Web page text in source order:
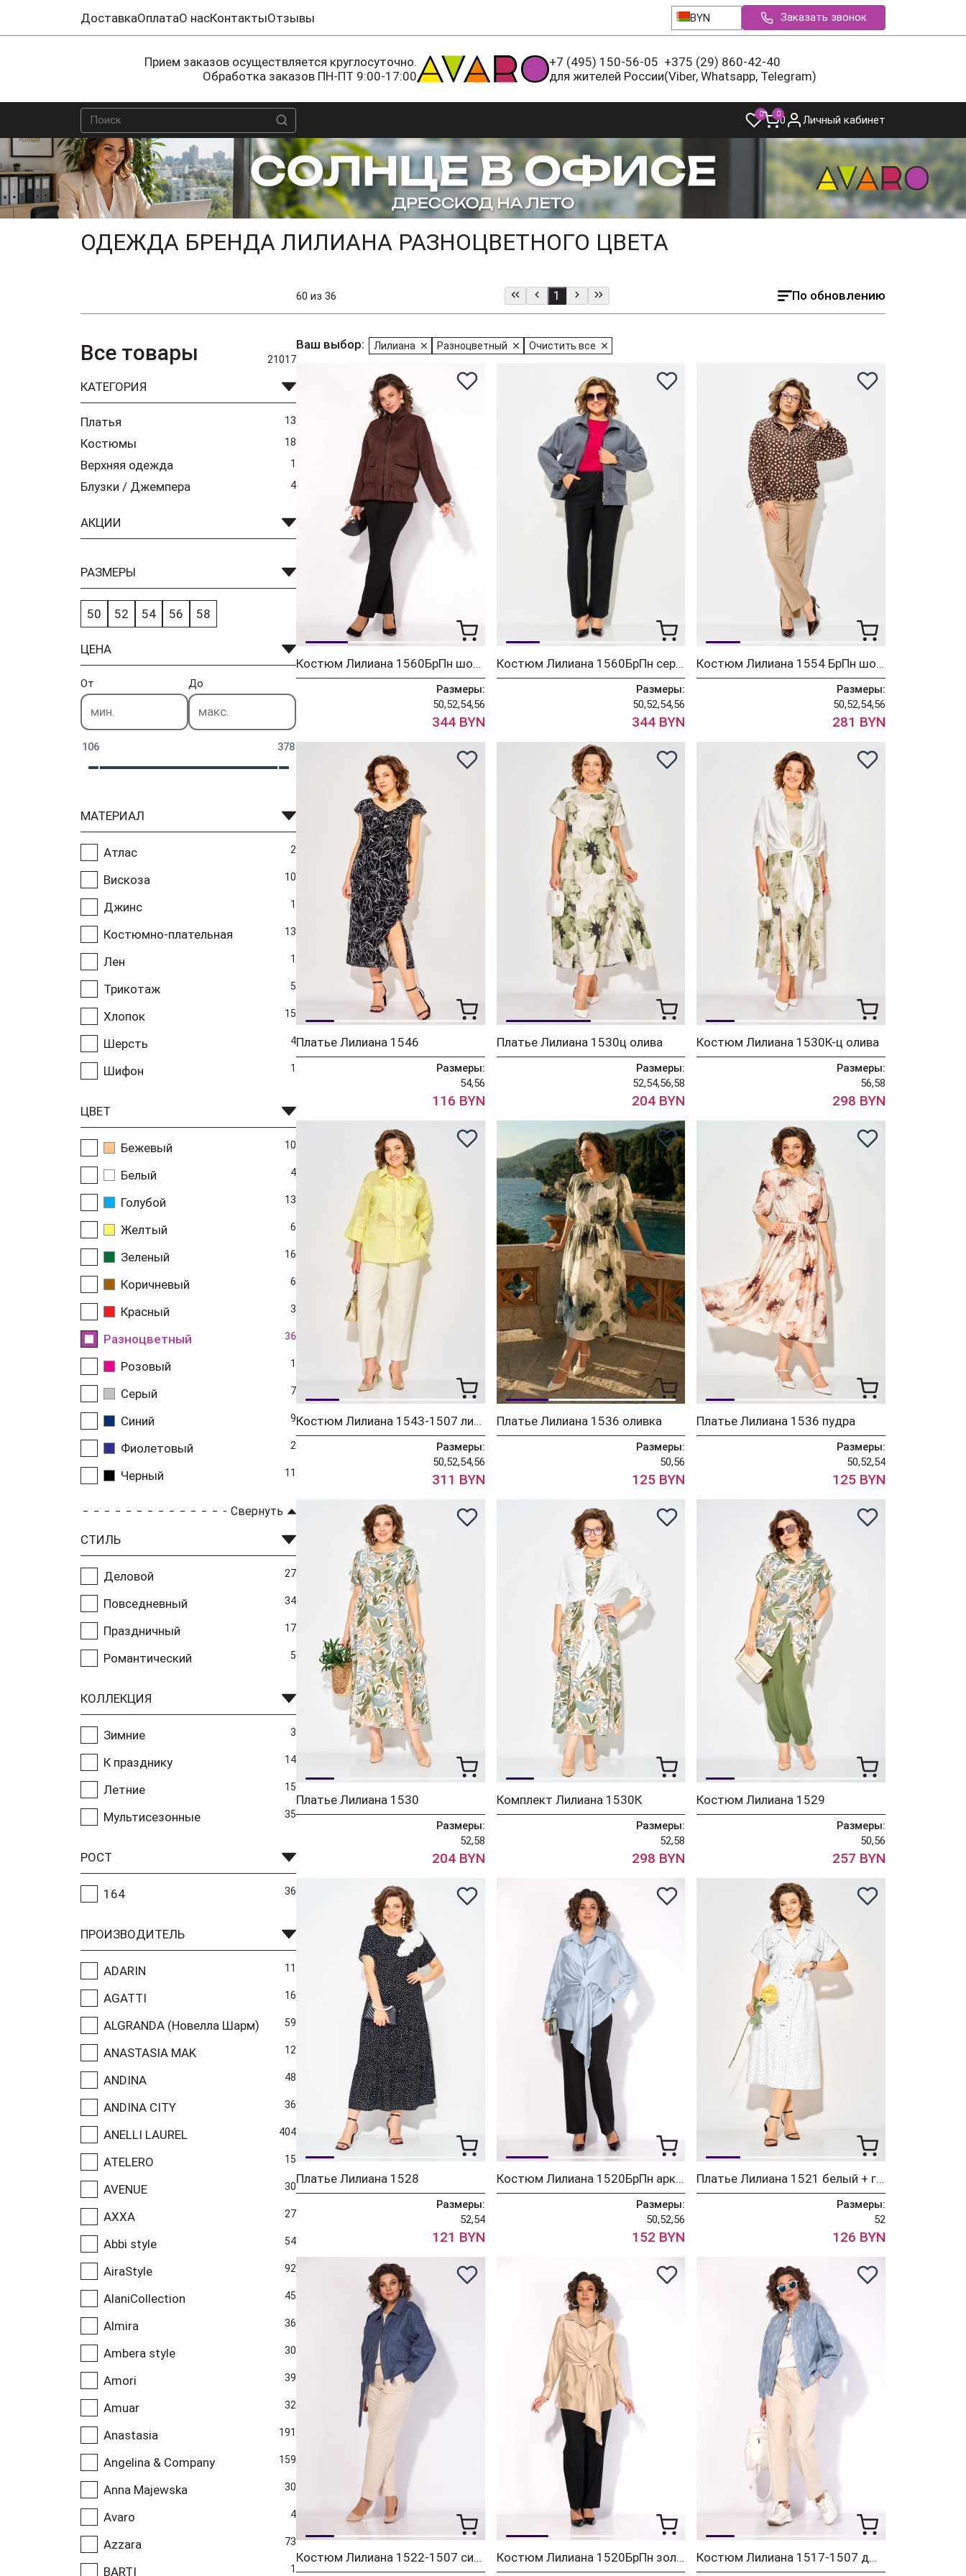
ДоставкаОплатаО насКонтактыОтзывы BYN Заказать звонок
Прием заказов осуществляется круглосуточно.
Обработка заказов ПН-ПТ 9:00-17:00
+7 (495) 150-56-05
для жителей России
+375 (29) 860-42-40
(Viber, Whatsapp, Telegram)
0 00 Личный кабинет
ОДЕЖДА БРЕНДА ЛИЛИАНА РАЗНОЦВЕТНОГО ЦВЕТА
60 из 36 По обновлению
1
Все товары 21017
КАТЕГОРИЯ
Платья 13
Костюмы 18
Верхняя одежда 1
Блузки / Джемпера 4
АКЦИИ
РАЗМЕРЫ
50 52 54 56 58
ЦЕНА
От До
106 378
МАТЕРИАЛ
Атлас 2
Вискоза 10
Джинс 1
Костюмно-плательная 13
Лен 1
Трикотаж 5
Хлопок 15
Шерсть 4
Шифон 1
ЦВЕТ
Бежевый 10
Белый 4
Голубой 13
Желтый 6
Зеленый 16
Коричневый 6
Красный 3
Разноцветный 36
Розовый 1
Серый 7
Синий 9
Фиолетовый 2
Черный 11
Свернуть
СТИЛЬ
Деловой 27
Повседневный 34
Праздничный 17
Романтический 5
КОЛЛЕКЦИЯ
Зимние 3
К празднику 14
Летние 15
Мультисезонные 35
РОСТ
164 36
ПРОИЗВОДИТЕЛЬ
ADARIN 11
AGATTI 16
ALGRANDA (Новелла Шарм) 59
ANASTASIA MAK 12
ANDINA 48
ANDINA CITY 36
ANELLI LAUREL 404
ATELERO 15
AVENUE 30
AXXA 27
Abbi style 54
AiraStyle 92
AlaniCollection 45
Almira 36
Ambera style 30
Amori 39
Amuar 32
Anastasia 191
Angelina & Company 159
Anna Majewska 30
Avaro 4
Azzara 73
BARTI 1
Ваш выбор: Лилиана Разноцветный Очистить все
Костюм Лилиана 1560БрПн шоколад + черный
Размеры:
50,52,54,56
344 BYN
Костюм Лилиана 1560БрПн серый + черный
Размеры:
50,52,54,56
344 BYN
Костюм Лилиана 1554 БрПн шоколад + песок
Размеры:
50,52,54,56
281 BYN
Платье Лилиана 1546
Размеры:
54,56
116 BYN
Платье Лилиана 1530ц олива
Размеры:
52,54,56,58
204 BYN
Костюм Лилиана 1530К-ц олива
Размеры:
56,58
298 BYN
Костюм Лилиана 1543-1507 лимонный + экрю
Размеры:
50,52,54,56
311 BYN
Платье Лилиана 1536 оливка
Размеры:
50,56
125 BYN
Платье Лилиана 1536 пудра
Размеры:
50,52,54
125 BYN
Платье Лилиана 1530
Размеры:
52,58
204 BYN
Комплект Лилиана 1530К
Размеры:
52,58
298 BYN
Костюм Лилиана 1529
Размеры:
50,56
257 BYN
Платье Лилиана 1528
Размеры:
52,54
121 BYN
Костюм Лилиана 1520БрПн арктический голубой + черный
Размеры:
50,52,56
152 BYN
Платье Лилиана 1521 белый + горох
Размеры:
52
126 BYN
Костюм Лилиана 1522-1507 синий + экрю Костюм Лилиана 1520БрПн золото + черный Костюм Лилиана 1517-1507 джинсовый + экрю